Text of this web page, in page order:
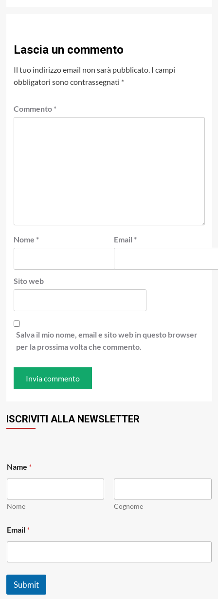
Lascia un commento
Il tuo indirizzo email non sarà pubblicato. I campi
obbligatori sono contrassegnati *
Commento *
Nome * Email *
Sito web
Salva il mio nome, email e sito web in questo browser
per la prossima volta che commento.
ISCRIVITI ALLA NEWSLETTER
Name *
Nome Cognome
a
m
N
m
*
Email *
Submit